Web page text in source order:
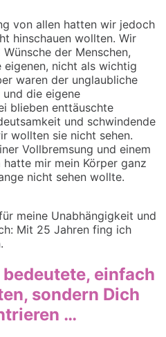
von allen hatten wir jedoch
hinschauen wollten. Wir
der Menschen,
eigenen, nicht als wichtig
waren der unglaubliche
die eigene
blieben enttäuschte
und schwindende
wollten sie nicht sehen.
Vollbremsung und einem
mir mein Körper ganz
nicht sehen wollte.
meine Unabhängigkeit und
Mit 25 Jahren fing ich
einfach
sondern Dich
…